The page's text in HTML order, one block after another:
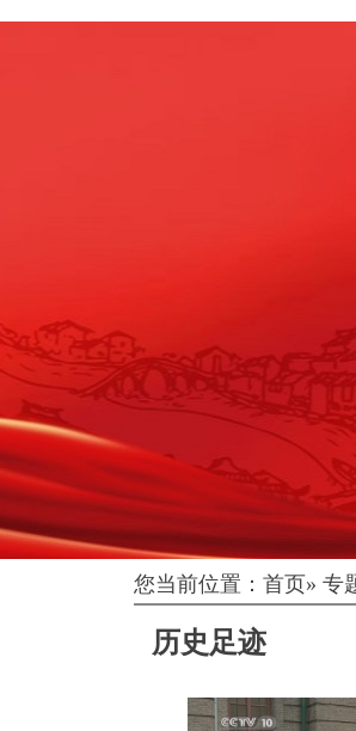
您当前位置： 首页» 专
历史足迹